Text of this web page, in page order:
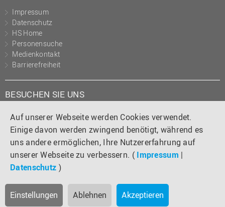
Auf unserer Webseite werden Cookies verwendet.
Einige davon werden zwingend benötigt, während es
uns andere ermöglichen, Ihre Nutzererfahrung auf
unserer Webseite zu verbessern. ( Impressum |
Datenschutz )
Einstellungen Ablehnen Akzeptieren
Impressum
Datenschutz
HS Home
Personensuche
Medienkontakt
Barrierefreiheit
BESUCHEN SIE UNS
Instagram
TiktokLinkedIn
YouTube
Facebook